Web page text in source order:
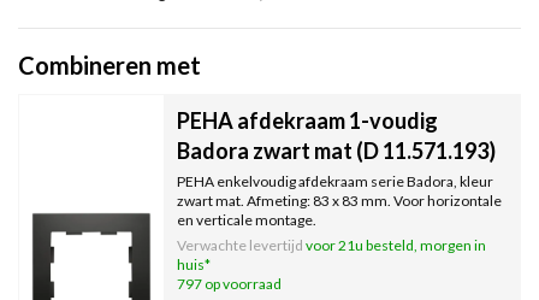
Combineren met
PEHA afdekraam 1-voudig
Badora zwart mat (D 11.571.193)
PEHA enkelvoudig afdekraam serie Badora, kleur
zwart mat. Afmeting: 83 x 83 mm. Voor horizontale
en verticale montage.
Verwachte levertijd voor 21u besteld, morgen in
huis*
797 op voorraad